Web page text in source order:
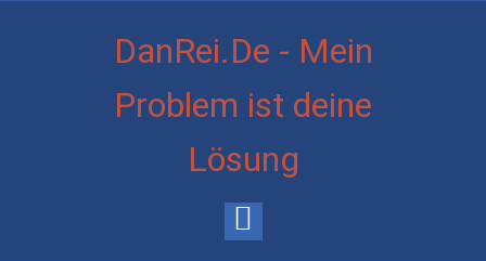
DanRei.De - Mein
Problem ist deine
Lösung